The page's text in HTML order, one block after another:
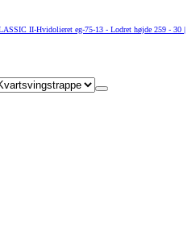
II-Hvidolieret eg-75-13 - Lodret højde 259 - 30 |